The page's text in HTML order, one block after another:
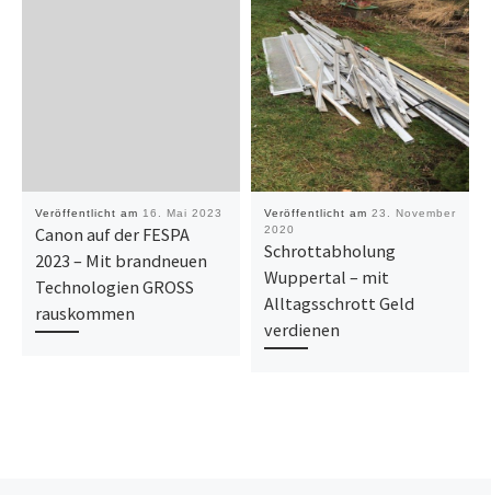
Veröffentlicht am 16. Mai 2023
Canon auf der FESPA
2023 – Mit brandneuen
Technologien GROSS
rauskommen
Veröffentlicht am 23. November
2020
Schrottabholung
Wuppertal – mit
Alltagsschrott Geld
verdienen